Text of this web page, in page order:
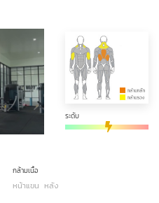
ระดับ
กล้ามเนื้อ
หน้าแขน หลัง